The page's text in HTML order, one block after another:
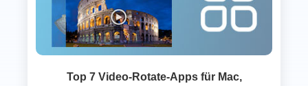
Top 7 Video-Rotate-Apps für Mac,